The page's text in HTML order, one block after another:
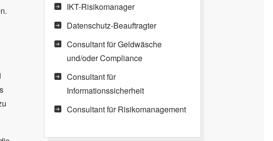
IKT-Risikomanager
Datenschutz-Beauftragter
Consultant für Geldwäsche
und/oder Compliance
Consultant für
Informationssicherheit
Consultant für Risikomanagement